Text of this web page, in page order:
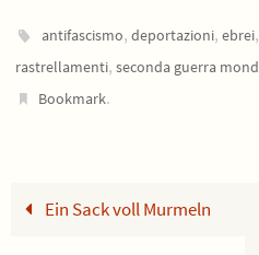
antifascismo,deportazioni,ebrei
rastrellamenti, seconda guerra
Bookmark.
Ein Sack voll Murmeln